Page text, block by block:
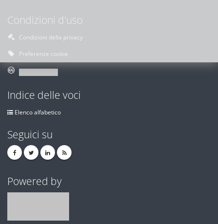
Condizioni d'uso
Condizioni della privacy
Preferenze cookie
Indice delle voci
Elenco alfabetico
Seguici su
Powered by